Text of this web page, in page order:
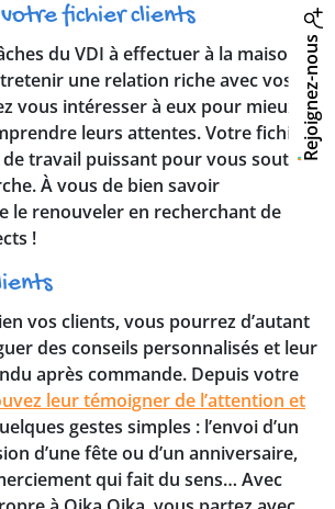
Rejoignez-nous
fichier clients
du VDI à effectuer à la maison !
une relation riche avec vos
vous intéresser à eux pour mieux
leurs attentes. Votre fichier
travail puissant pour vous soutenir
À vous de bien savoir
le renouveler en recherchant de
!
vos clients, vous pourrez d’autant
des conseils personnalisés et leur
après commande. Depuis votre
leur témoigner de l’attention et
gestes simples : l’envoi d’un
d’une fête ou d’un anniversaire,
qui fait du sens… Avec